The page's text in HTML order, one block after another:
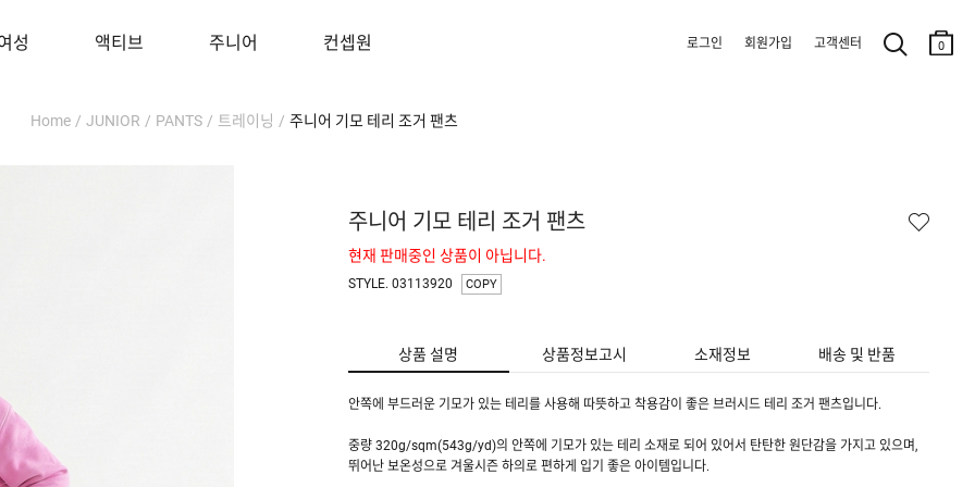
성 액티브 주니어 컨셉원 로그인 회원가입 고객센터 0
Home / JUNIOR / PANTS / 트레이닝 / 주니어 기모 테리 조거 팬츠
주니어 기모 테리 조거 팬츠
현재 판매중인 상품이 아닙니다.
STYLE. 03113920 COPY
상품 설명 상품정보고시 소재정보 배송 및 반품
안쪽에 부드러운 기모가 있는 테리를 사용해 따뜻하고 착용감이 좋은 브러시드 테리 조거 팬츠입니다.
중량 320g/sqm(543g/yd)의 안쪽에 기모가 있는 테리 소재로 되어 있어서 탄탄한 원단감을 가지고 있으며,
뛰어난 보온성으로 겨울시즌 하의로 편하게 입기 좋은 아이템입니다.